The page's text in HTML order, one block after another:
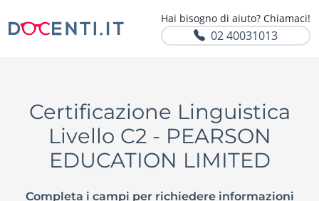
Hai bisogno di aiuto? Chiamaci!
02 40031013
Certificazione Linguistica
Livello C2 - PEARSON
EDUCATION LIMITED
Completa i campi per richiedere informazioni